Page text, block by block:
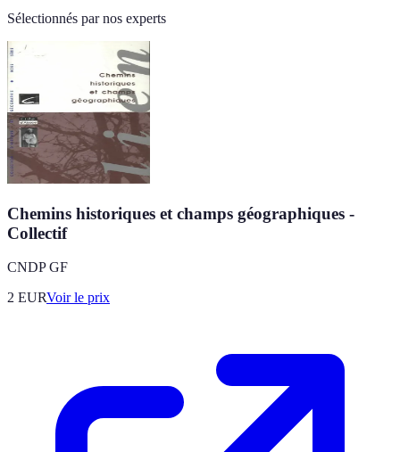
Sélectionnés par nos experts
Chemins historiques et champs géographiques -
Collectif
CNDP GF
2 EURVoir le prix